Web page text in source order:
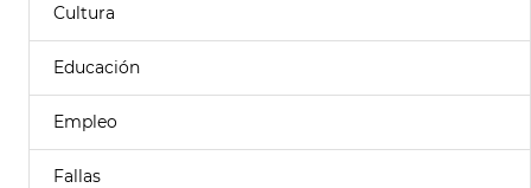
Cultura
Educación
Empleo
Fallas